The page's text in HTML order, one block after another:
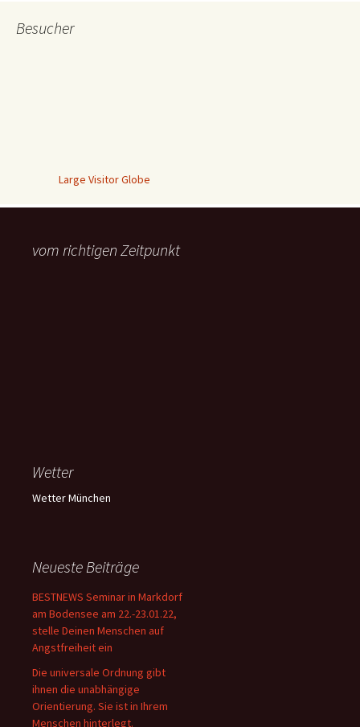
Besucher
Large Visitor Globe
vom richtigen Zeitpunkt
Wetter
Wetter München
Neueste Beiträge
BESTNEWS Seminar in Markdorf
am Bodensee am 22.-23.01.22,
stelle Deinen Menschen auf
Angstfreiheit ein
Die universale Ordnung gibt
ihnen die unabhängige
Orientierung. Sie ist in Ihrem
Menschen hinterlegt.